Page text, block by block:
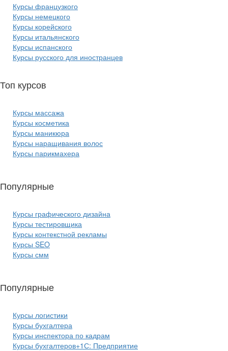
Курсы французкого
Курсы немецкого
Курсы корейского
Курсы итальянского
Курсы испанского
Курсы русского для иностранцев
Топ курсов
Курсы массажа
Курсы косметика
Курсы маникюра
Курсы наращивания волос
Курсы парикмахера
Популярные
Курсы графического дизайна
Курсы тестировщика
Курсы контекстной рекламы
Курсы SEO
Курсы смм
Популярные
Курсы логистики
Курсы бухгалтера
Курсы инспектора по кадрам
Курсы бухгалтеров+1С: Предприятие